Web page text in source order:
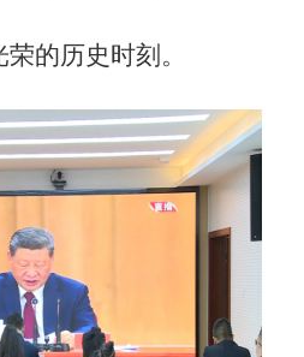
的历史时刻。